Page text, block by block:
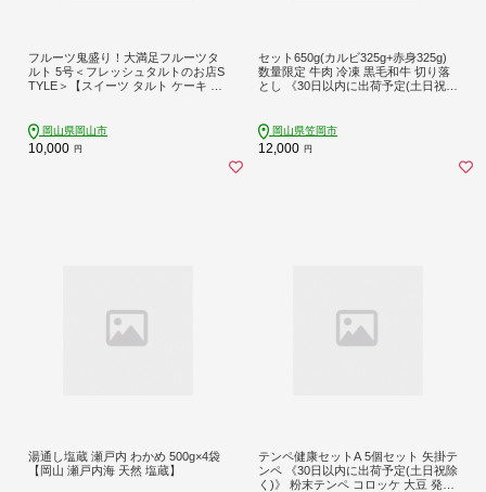
フルーツ鬼盛り！大満足フルーツタ
ルト 5号＜フレッシュタルトのお店S
TYLE＞【スイーツ タルト ケーキ フ
岡山県岡山市
10,000 円
セット650g(カルビ325g+赤身325g)
数量限定 牛肉 冷凍 黒毛和牛 切り落
とし 《30日以内に出荷予定(土日祝除
肉 小分けパック 325g 送料無料---223
_f1205_30d_25_13000_6---
岡山県笠岡市
12,000 円
湯通し塩蔵 瀬戸内 わかめ 500g×4袋
【岡山 瀬戸内海 天然 塩蔵】
テンペ健康セットA 5個セット 矢掛テ
ンペ 《30日以内に出荷予定(土日祝除
く)》 粉末テンペ コロッケ 大豆 発酵